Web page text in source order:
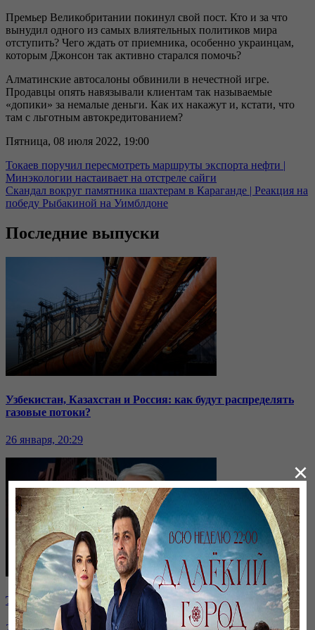
Премьер Великобритании покинул свой пост. Кто и за что
вынудил одного из самых влиятельных политиков мира
отступить? Чего ждать от приемника, особенно украинцам,
которым Джонсон так активно старался помочь?
Алматинские автосалоны обвинили в нечестной игре.
Продавцы опять навязывали клиентам так называемые
«допики» за немалые деньги. Как их накажут и, кстати, что
там с льготным автокредитованием?
Пятница, 08 июля 2022, 19:00
Токаев поручил пересмотреть маршруты экспорта нефти |
Минэкологии настаивает на отстреле сайги
Скандал вокруг памятника шахтерам в Караганде | Реакция на
победу Рыбакиной на Уимблдоне
Последние выпуски
Узбекистан, Казахстан и Россия: как будут распределять
газовые потоки?
26 января, 20:29
Токаев высказался о выборах и критике власти
×